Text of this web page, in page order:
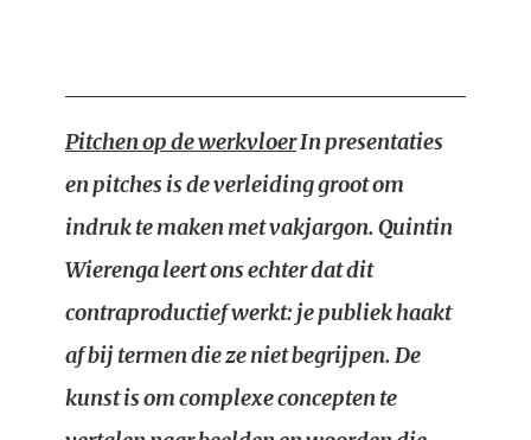
Pitchen op de werkvloerIn presentaties
en pitches is de verleiding groot om
indruk te maken met vakjargon. Quintin
Wierenga leert ons echter dat dit
contraproductief werkt: je publiek haakt
af bij termen die ze niet begrijpen. De
kunst is om complexe concepten te